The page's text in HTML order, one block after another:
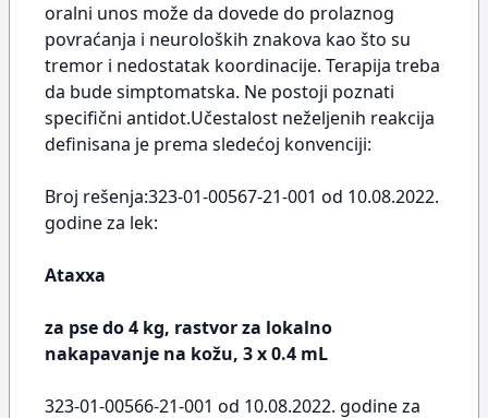
oralni unos može da dovede do prolaznog
povraćanja i neuroloških znakova kao što su
tremor i nedostatak koordinacije. Terapija treba
da bude simptomatska. Ne postoji poznati
specifični antidot.Učestalost neželjenih reakcija
definisana je prema sledećoj konvenciji:
Broj rešenja:323-01-00567-21-001 od 10.08.2022.
godine za lek:
Ataxxa
za pse do 4 kg, rastvor za lokalno
nakapavanje na kožu, 3 x 0.4 mL
323-01-00566-21-001 od 10.08.2022. godine za